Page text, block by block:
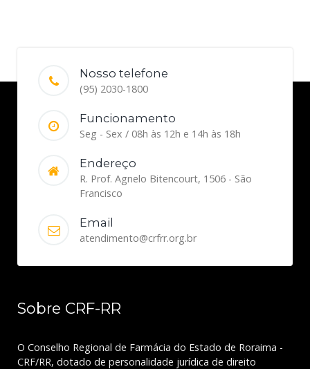
Nosso telefone
(95) 2030-1800
Funcionamento
Seg - Sex / 08h às 12h e 14h às 18h
Endereço
R. Prof. Agnelo Bitencourt, 1506 - São
Francisco
Email
atendimento@crfrr.org.br
Sobre CRF-RR
O Conselho Regional de Farmácia do Estado de Roraima -
CRF/RR, dotado de personalidade jurídica de direito